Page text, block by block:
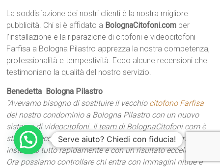
La soddisfazione dei nostri clienti è la nostra migliore
pubblicità. Chi si è affidato a BolognaCitofoni.com per
l’installazione e la riparazione di citofoni e videocitofoni
Farfisa a Bologna Pilastro apprezza la nostra competenza,
professionalità e tempestività. Ecco alcune recensioni che
testimoniano la qualità del nostro servizio.
Benedetta  Bologna Pilastro
“Avevamo bisogno di sostituire il vecchio citofono Farfisa
del nostro condominio a Bologna Pilastro con un nuovo
sistema di videocitofoni. Il team di BolognaCitofoni.com è
stato impeccabile: hanno consigliato la soluzione migliore,
installato tutto rapidamente e con un risultato eccellente.
Ora possiamo controllare chi entra con immagini nitide e
Serve aiuto? Chiedi con fiducia!